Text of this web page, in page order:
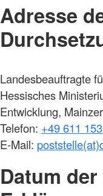
Adresse
Landesbeauftragte
Hessisches
Entwicklung,
Telefon: +49 611
E-Mail:
Datum